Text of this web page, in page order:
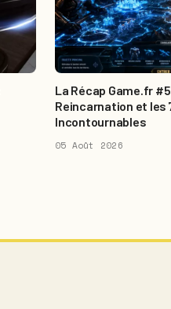
La Récap Game.fr
Reincarnation et les
Incontournables
05 Août 2026